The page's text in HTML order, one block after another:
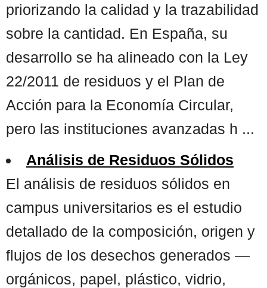
priorizando la calidad y la trazabilidad
sobre la cantidad. En España, su
desarrollo se ha alineado con la Ley
22/2011 de residuos y el Plan de
Acción para la Economía Circular,
pero las instituciones avanzadas h ...
Análisis de Residuos Sólidos
El análisis de residuos sólidos en
campus universitarios es el estudio
detallado de la composición, origen y
flujos de los desechos generados —
orgánicos, papel, plástico, vidrio,